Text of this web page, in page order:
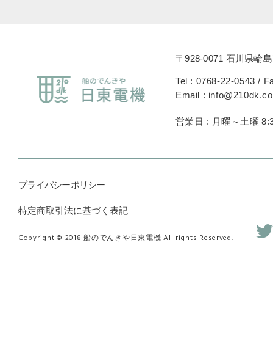
〒928-0071 石川県輪
Tel : 0768-22-0543 /
Email :
営業日 : 月曜～土曜
プライバシーポリシー
特定商取引法に基づく表記
Copyright © 2018 船のでんきや日東電機 All rights Reserved.